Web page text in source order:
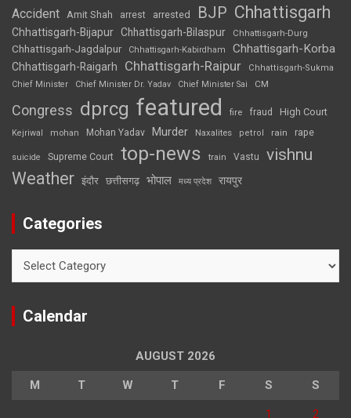
Accident Amit Shah arrest arrested BJP Chhattisgarh
Chhattisgarh-Bijapur Chhattisgarh-Bilaspur Chhattisgarh-Durg
Chhattisgarh-Jagdalpur Chhattisgarh-Kabirdham Chhattisgarh-Korba
Chhattisgarh-Raigarh Chhattisgarh-Raipur
Chhattisgarh-Sukma
Chief Minister
Chief Minister Dr. Yadav Chief Minister Sai CM
Congress dprcg featured fire fraud High Court
Kejriwal mohan Mohan Yadav Murder Naxalites petrol rain rape
suicide Supreme Court top-news train Vastu vishnu
Weather इंदौर छत्तीसगढ़ भोपाल मध्य प्रदेश रायपुर
Categories
Calendar
AUGUST 2026
M T W T F S S
1 2